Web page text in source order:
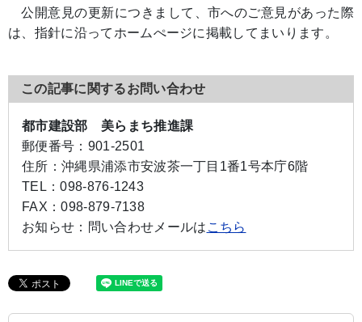
公開意見の更新につきまして、市へのご意見があった際
は、指針に沿ってホームぺージに掲載してまいります。
この記事に関するお問い合わせ
都市建設部 美らまち推進課
郵便番号： 901-2501
住所： 沖縄県浦添市安波茶一丁目1番1号本庁6階
TEL：098-876-1243
FAX：098-879-7138
お知らせ： 問い合わせメールは こちら